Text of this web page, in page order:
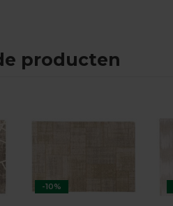
producten
-10%